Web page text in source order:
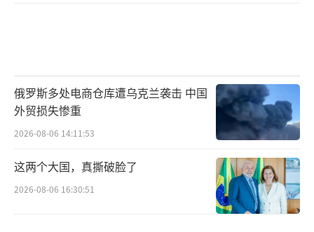
俄罗斯多处电商仓库遭乌克兰袭击 中国
外贸损失惨重
2026-08-06 14:11:53
这两个大国，真撕破脸了
2026-08-06 16:30:51